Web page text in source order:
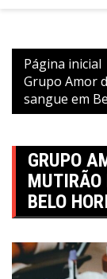
Página inicial
Grupo Amor
sangue em
GRUPO
MUTIRÃO
BELO